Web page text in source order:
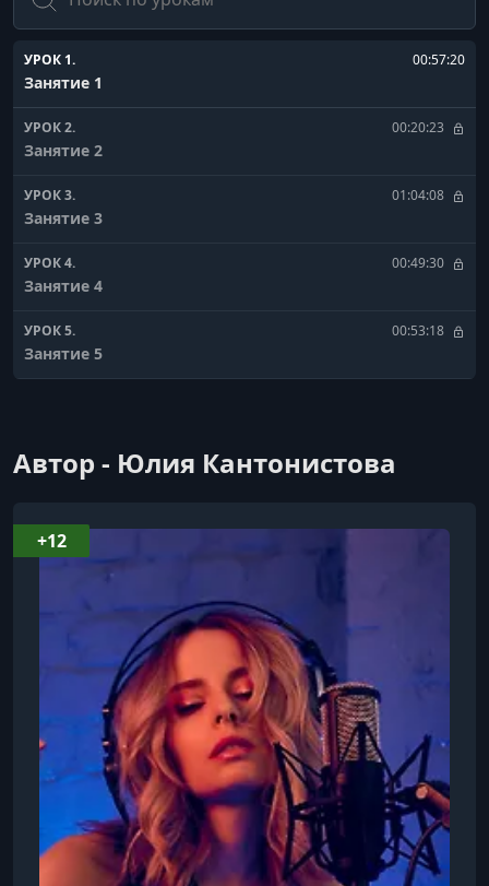
УРОК 1. 00:57:20
Занятие 1
УРОК 2. 00:20:23
Занятие 2
УРОК 3. 01:04:08
Занятие 3
УРОК 4. 00:49:30
Занятие 4
УРОК 5. 00:53:18
Занятие 5
Автор - Юлия Кантонистова
+12